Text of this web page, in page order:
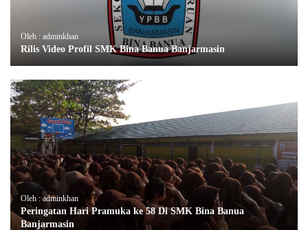
Oleh : adminkhan
Rilis Video Profil SMK Bina Banua Banjarmasin
Oleh : adminkhan
Peringatan Hari Pramuka ke 58 Di SMK Bina Banua
Banjarmasin